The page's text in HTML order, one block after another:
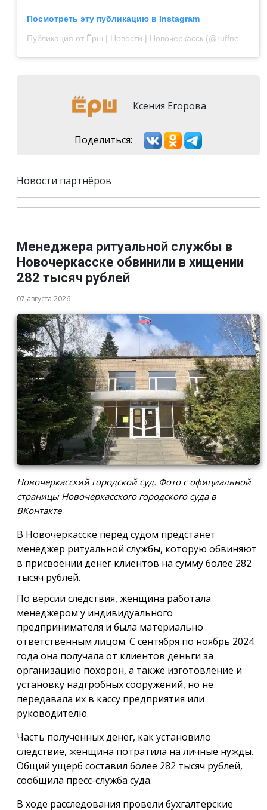
Посмотреть эту публикацию в Instagram
Ксения Егорова
Поделиться:
Новости партнёров
Менеджера ритуальной службы в
Новочеркасске обвинили в хищении
282 тысяч рублей
07 августа 2026
Новочеркасский городской суд. Фото с официальной
страницы Новочеркасского городского суда в
ВКонтакте
В Новочеркасске перед судом предстанет
менеджер ритуальной службы, которую обвиняют
в присвоении денег клиентов на сумму более 282
тысяч рублей.
По версии следствия, женщина работала
менеджером у индивидуального
предпринимателя и была материально
ответственным лицом. С сентября по ноябрь 2024
года она получала от клиентов деньги за
организацию похорон, а также изготовление и
установку надгробных сооружений, но не
передавала их в кассу предприятия или
руководителю.
Часть полученных денег, как установило
следствие, женщина потратила на личные нужды.
Общий ущерб составил более 282 тысяч рублей,
сообщила пресс-служба суда.
В ходе расследования провели бухгалтерские